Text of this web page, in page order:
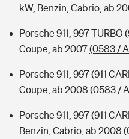
kW, Benzin, Cabrio, ab
Porsche 911, 997 TURBO
Coupe, ab 2007(0583 /
Porsche 911, 997 (911
Coupe, ab 2008 (0583 /
Porsche 911, 997 (911
Benzin, Cabrio, ab 2008